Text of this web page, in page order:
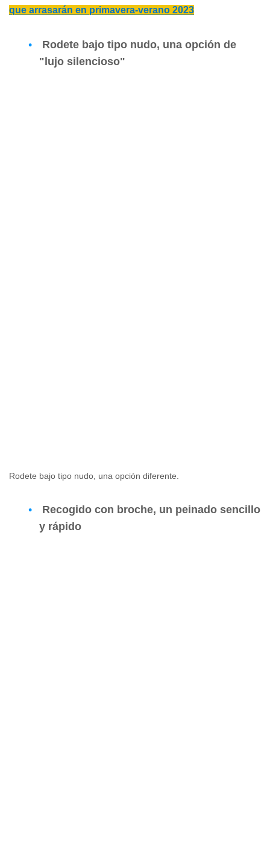
que arrasarán en primavera-verano 2023
Rodete bajo tipo nudo, una opción de
"lujo silencioso"
Rodete bajo tipo nudo, una opción diferente.
Recogido con broche, un peinado sencillo
y rápido